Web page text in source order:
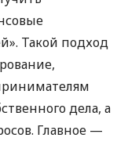
Такой подход
дела, а
Главное —